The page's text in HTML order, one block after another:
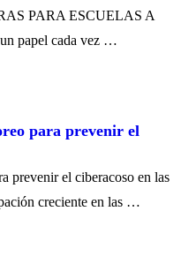
PARA ESCUELAS A
papel cada vez …
para prevenir el
prevenir el ciberacoso en las
creciente en las …